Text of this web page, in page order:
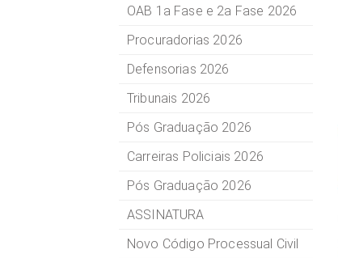
OAB 1a Fase e 2a Fase 2026
Procuradorias 2026
Defensorias 2026
Tribunais 2026
Pós Graduação 2026
Carreiras Policiais 2026
Pós Graduação 2026
ASSINATURA
Novo Código Processual Civil